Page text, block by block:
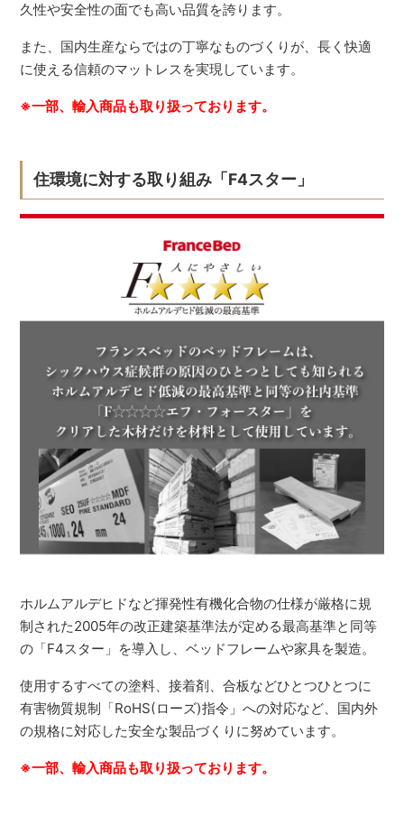
久性や安全性の面でも高い品質を誇ります。
また、国内生産ならではの丁寧なものづくりが、長く快適
に使える信頼のマットレスを実現しています。
※一部、輸入商品も取り扱っております。
住環境に対する取り組み「F4スター」
ホルムアルデヒドなど揮発性有機化合物の仕様が厳格に規
制された2005年の改正建築基準法が定める最高基準と同等
の「F4スター」を導入し、ベッドフレームや家具を製造。
使用するすべての塗料、接着剤、合板などひとつひとつに
有害物質規制「RoHS(ローズ)指令」への対応など、国内外
の規格に対応した安全な製品づくりに努めています。
※一部、輸入商品も取り扱っております。